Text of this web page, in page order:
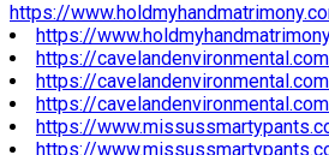
https://
https://
https://
https://
https://
https://
https://